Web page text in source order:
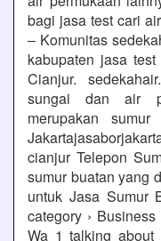
bagi jasa test cari
– Komunitas
kabupaten jasa
Cianjur.
sungai dan air
merupakan
cianjur Telepon
sumur buatan yang
untuk Jasa Sumur
category ›
Wa 1 talking about